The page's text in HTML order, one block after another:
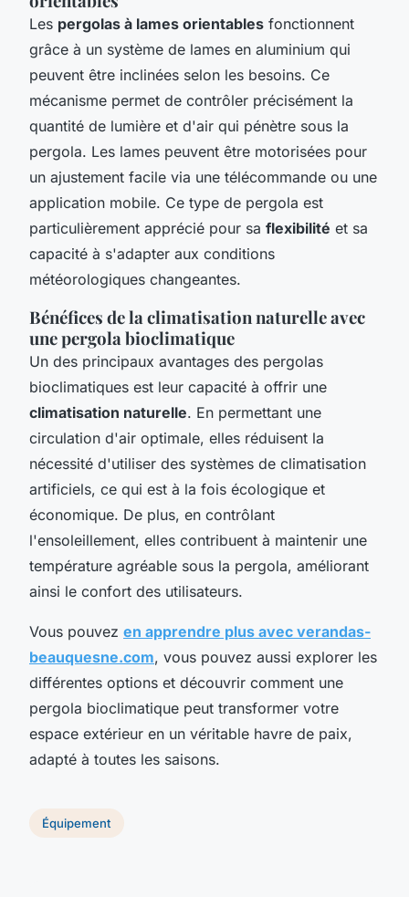
Les pergolas à lames orientables fonctionnent
grâce à un système de lames en aluminium qui
peuvent être inclinées selon les besoins. Ce
mécanisme permet de contrôler précisément la
quantité de lumière et d'air qui pénètre sous la
pergola. Les lames peuvent être motorisées pour
un ajustement facile via une télécommande ou une
application mobile. Ce type de pergola est
particulièrement apprécié pour sa flexibilité et sa
capacité à s'adapter aux conditions
météorologiques changeantes.
Bénéfices de la climatisation naturelle avec
une pergola bioclimatique
Un des principaux avantages des pergolas
bioclimatiques est leur capacité à offrir une
climatisation naturelle. En permettant une
circulation d'air optimale, elles réduisent la
nécessité d'utiliser des systèmes de climatisation
artificiels, ce qui est à la fois écologique et
économique. De plus, en contrôlant
l'ensoleillement, elles contribuent à maintenir une
température agréable sous la pergola, améliorant
ainsi le confort des utilisateurs.
Vous pouvez en apprendre plus avec verandas-
beauquesne.com, vous pouvez aussi explorer les
différentes options et découvrir comment une
pergola bioclimatique peut transformer votre
espace extérieur en un véritable havre de paix,
adapté à toutes les saisons.
Équipement